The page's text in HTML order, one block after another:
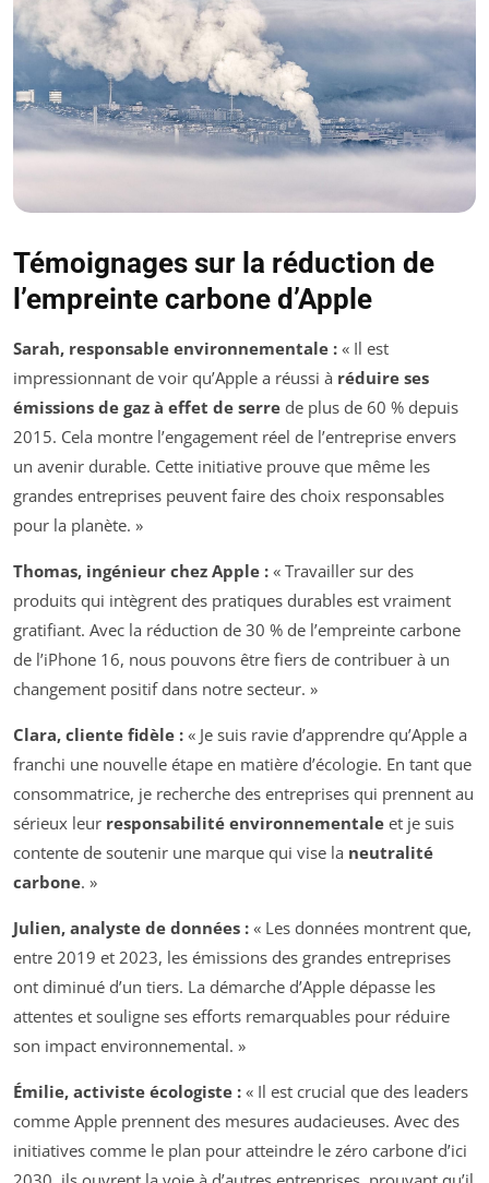
Témoignages sur la réduction de
l’empreinte carbone d’Apple
Sarah, responsable environnementale : « Il est
impressionnant de voir qu’Apple a réussi à réduire ses
émissions de gaz à effet de serre de plus de 60 % depuis
2015. Cela montre l’engagement réel de l’entreprise envers
un avenir durable. Cette initiative prouve que même les
grandes entreprises peuvent faire des choix responsables
pour la planète. »
Thomas, ingénieur chez Apple : « Travailler sur des
produits qui intègrent des pratiques durables est vraiment
gratifiant. Avec la réduction de 30 % de l’empreinte carbone
de l’iPhone 16, nous pouvons être fiers de contribuer à un
changement positif dans notre secteur. »
Clara, cliente fidèle : « Je suis ravie d’apprendre qu’Apple a
franchi une nouvelle étape en matière d’écologie. En tant que
consommatrice, je recherche des entreprises qui prennent au
sérieux leur responsabilité environnementale et je suis
contente de soutenir une marque qui vise la neutralité
carbone. »
Julien, analyste de données : « Les données montrent que,
entre 2019 et 2023, les émissions des grandes entreprises
ont diminué d’un tiers. La démarche d’Apple dépasse les
attentes et souligne ses efforts remarquables pour réduire
son impact environnemental. »
Émilie, activiste écologiste : « Il est crucial que des leaders
comme Apple prennent des mesures audacieuses. Avec des
initiatives comme le plan pour atteindre le zéro carbone d’ici